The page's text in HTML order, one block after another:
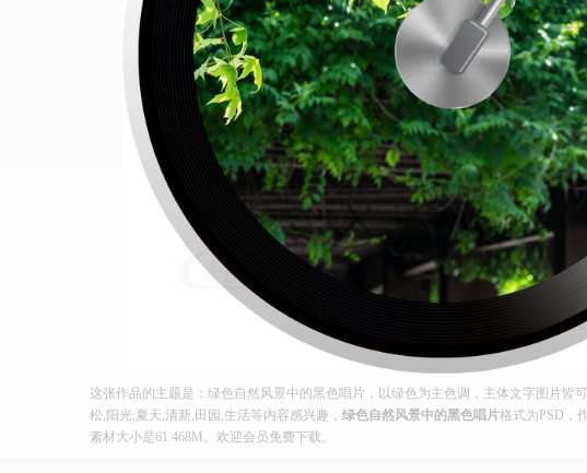
这张作品的主题是：绿色自然风景中的黑色唱片，以绿色为主色调，主体文字图片皆
松,阳光,夏天,清新,田园,生活等内容感兴趣， 绿色自然风景中的黑色唱片格式为PSD，
素材大小是61.468M。欢迎会员免费下载。